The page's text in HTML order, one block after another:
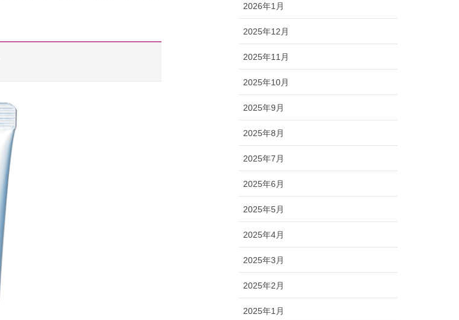
2026年1月
2025年12月
2025年11月
2025年10月
2025年9月
2025年8月
2025年7月
2025年6月
2025年5月
2025年4月
2025年3月
2025年2月
2025年1月